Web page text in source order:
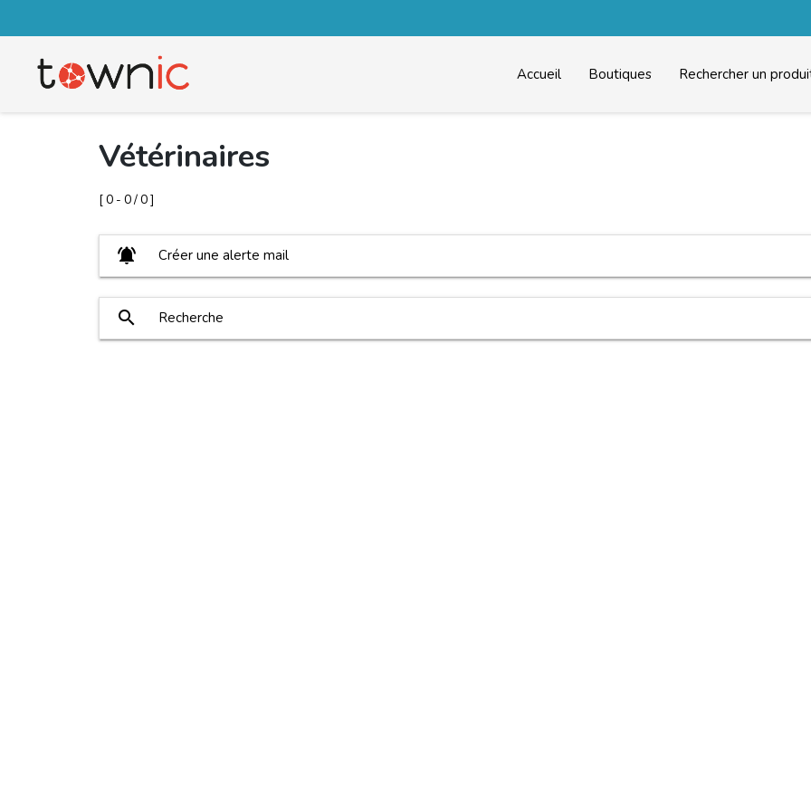
Accueil Boutiques Rechercher un
Vétérinaires
[ 0 - 0 / 0 ]
notifications_active Créer une alerte mail
search Recherche